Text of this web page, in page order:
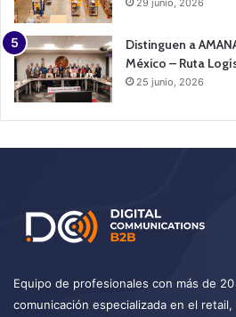
Distinguen a
México – Ruta
25 junio, 2026
Equipo de profesionales con más de
comunicación especializada en el